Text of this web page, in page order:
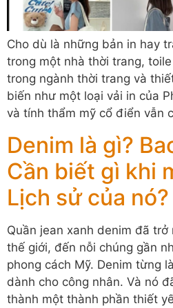
Cho dù là những bản in hay
trong một nhà thời trang,
trong ngành thời trang và
biến như một loại vải in của
và tính thẩm mỹ cổ điển vẫn
Denim là gì?
Cần biết gì khi
Lịch sử của nó?
Quần jean xanh denim đã
thế giới, đến nỗi chúng gần
phong cách Mỹ. Denim từng
dành cho công nhân. Và nó
thành một thành phần thiết